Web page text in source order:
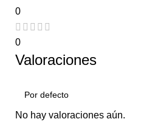
0
0
Valoraciones
No hay valoraciones aún.